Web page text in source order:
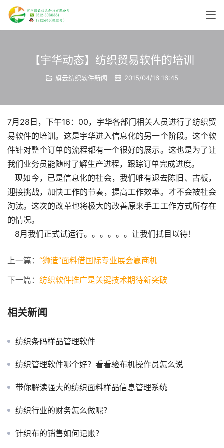
【宇华动态】纺织贸易软件的培训
旗云纺织软件新闻 2015/04/16 16:45
7月28日，下午16：00，宇华各部门相关人员进行了纺织贸
易软件的培训。这是宇华进入信息化的另一个阶段。这个软
件针对整个订单的流程都有一个很好的展示。这也是为了让
我们业务员能随时了解生产进程，跟踪订单完成进度。
   现如今，已是信息化的社会，我们唯有退去陈旧、古板，
迎接挑战，加快工作的节奏，提高工作效率。才不会被社会
淘汰。这次的改革也将极大的改善原来手工工作方式所存在
的情况。
   8月我们正式试运行。。。。。。让我们拭目以待！
上一篇： “狮造”面料借国际专业展会赢商机
下一篇： 纺织软件推广是关键技术期待新突破
相关新闻
纺织条码样品管理软件
纺织管理软件哪个好？看看验布机操作员怎么说
带你解读强大的纺织面料样品信息管理系统
纺织行业的财务怎么做呢？
针织布的销售如何记账？